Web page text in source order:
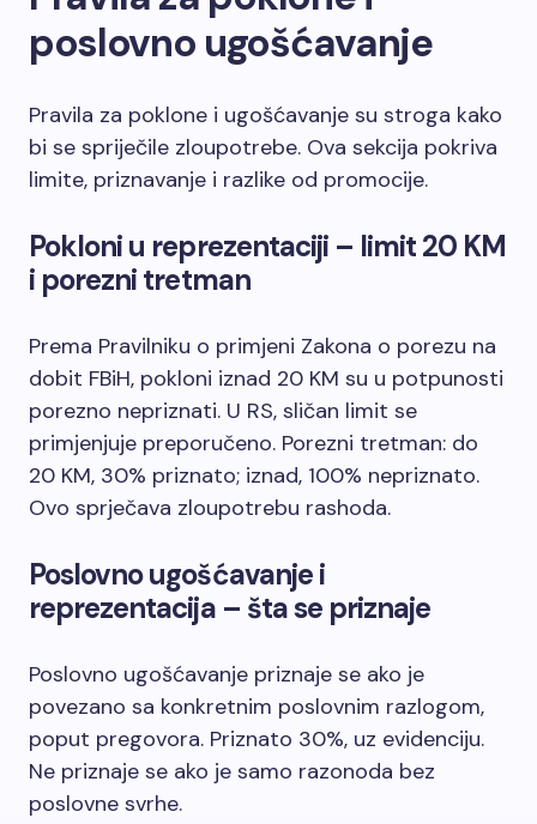
poslovno ugošćavanje
Pravila za poklone i ugošćavanje su stroga kako
bi se spriječile zloupotrebe. Ova sekcija pokriva
limite, priznavanje i razlike od promocije.
Pokloni u reprezentaciji – limit 20 KM
i porezni tretman
Prema Pravilniku o primjeni Zakona o porezu na
dobit FBiH, pokloni iznad 20 KM su u potpunosti
porezno nepriznati. U RS, sličan limit se
primjenjuje preporučeno. Porezni tretman: do
20 KM, 30% priznato; iznad, 100% nepriznato.
Ovo sprječava zloupotrebu rashoda.
Poslovno ugošćavanje i
reprezentacija – šta se priznaje
Poslovno ugošćavanje priznaje se ako je
povezano sa konkretnim poslovnim razlogom,
poput pregovora. Priznato 30%, uz evidenciju.
Ne priznaje se ako je samo razonoda bez
poslovne svrhe.